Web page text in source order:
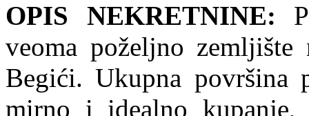
OPIS NEKRETNINE:
veoma poželjno
Begići. Ukupna površina
mirno i idealno